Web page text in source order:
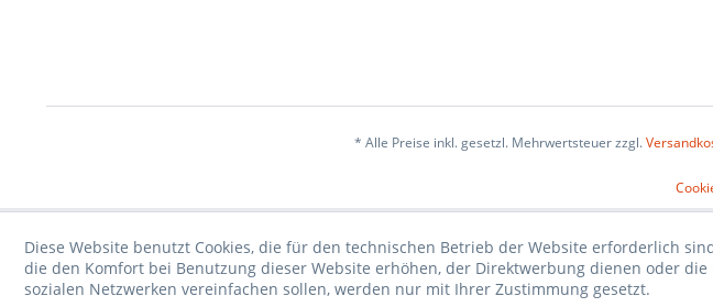
* Alle Preise inkl. gesetzl. Mehrwertsteuer zzgl.
Diese Website benutzt Cookies, die für den technischen Betrieb der Website erforderlich
die den Komfort bei Benutzung dieser Website erhöhen, der Direktwerbung dienen oder
sozialen Netzwerken vereinfachen sollen, werden nur mit Ihrer Zustimmung gesetzt.